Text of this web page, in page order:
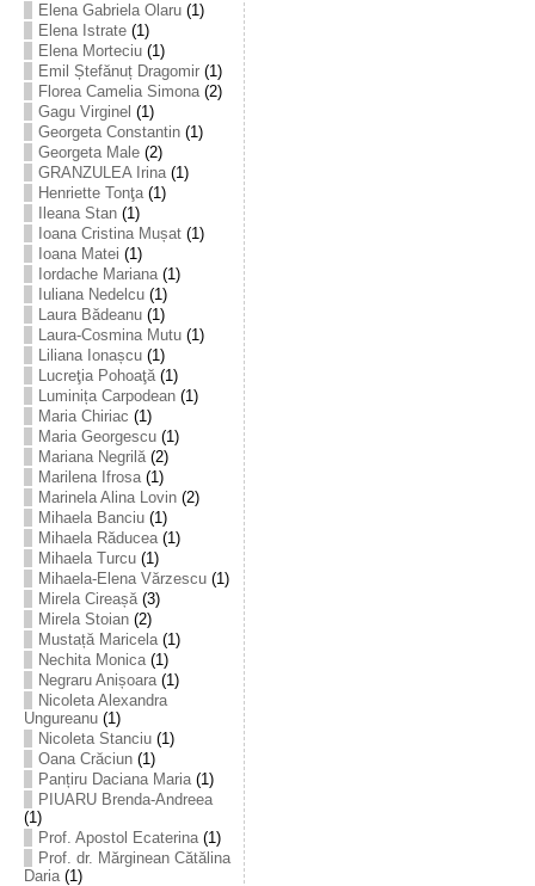
Elena Gabriela Olaru(1)
Elena Istrate(1)
Elena Morteciu(1)
Emil Ștefănuț Dragomir(1)
Florea Camelia Simona(2)
Gagu Virginel (1)
Georgeta Constantin(1)
Georgeta Male(2)
GRANZULEA Irina(1)
Henriette Tonţa(1)
Ileana Stan(1)
Ioana Cristina Mușat(1)
Ioana Matei (1)
Iordache Mariana(1)
Iuliana Nedelcu(1)
Laura Bădeanu(1)
Laura-Cosmina Mutu(1)
Liliana Ionașcu(1)
Lucreţia Pohoaţă(1)
Luminița Carpodean(1)
Maria Chiriac (1)
Maria Georgescu(1)
Mariana Negrilă(2)
Marilena Ifrosa(1)
Marinela Alina Lovin(2)
Mihaela Banciu(1)
Mihaela Răducea(1)
Mihaela Turcu(1)
Mihaela-Elena Vărzescu(1)
Mirela Cireașă(3)
Mirela Stoian(2)
Mustață Maricela(1)
Nechita Monica(1)
Negraru Anișoara(1)
Nicoleta Alexandra
Ungureanu(1)
Nicoleta Stanciu(1)
Oana Crăciun(1)
Panțiru Daciana Maria(1)
PIUARU Brenda-Andreea
(1)
Prof. Apostol Ecaterina(1)
Prof. dr. Mărginean Cătălina
Daria(1)